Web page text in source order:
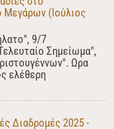
Μεγάρων (Ιούλιος
9/7
Σημείωμα",
Ωρα
ελέθερη
Διαδρομές 2025 -